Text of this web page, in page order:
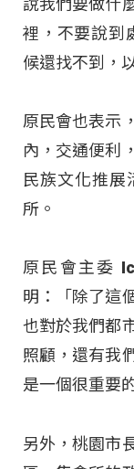
裡，不要說到
候還找不到，
原民會也表示
內，交通便利
民族文化推展
所。
原民會主委
明：「除了這
也對於我們都
照顧，還有我
是一個很重要
另外，桃園市